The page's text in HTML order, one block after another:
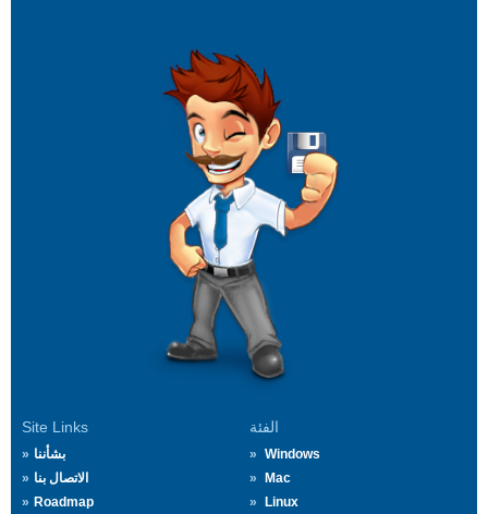
Site Links
بشأننا
الاتصال بنا
Roadmap
الفئة
Windows
Mac
Linux